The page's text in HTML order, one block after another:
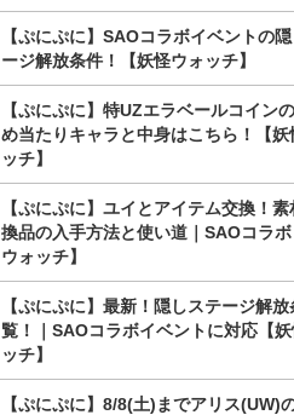
【ぷにぷに】SAOコラボイベントの
ージ解放条件！【妖怪ウォッチ】
【ぷにぷに】特UZエラベールコイン
め当たりキャラと中身はこちら！【妖
ッチ】
【ぷにぷに】ユイとアイテム交換！
換品の入手方法と使い道｜SAOコラ
ウォッチ】
【ぷにぷに】最新！隠しステージ解
覧！｜SAOコラボイベントに対応【妖
ッチ】
【ぷにぷに】8/8(土)までアリス(UW)